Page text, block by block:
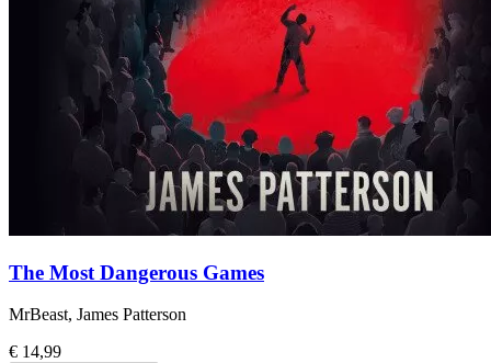
The Most Dangerous Games
MrBeast, James Patterson
€ 14,99